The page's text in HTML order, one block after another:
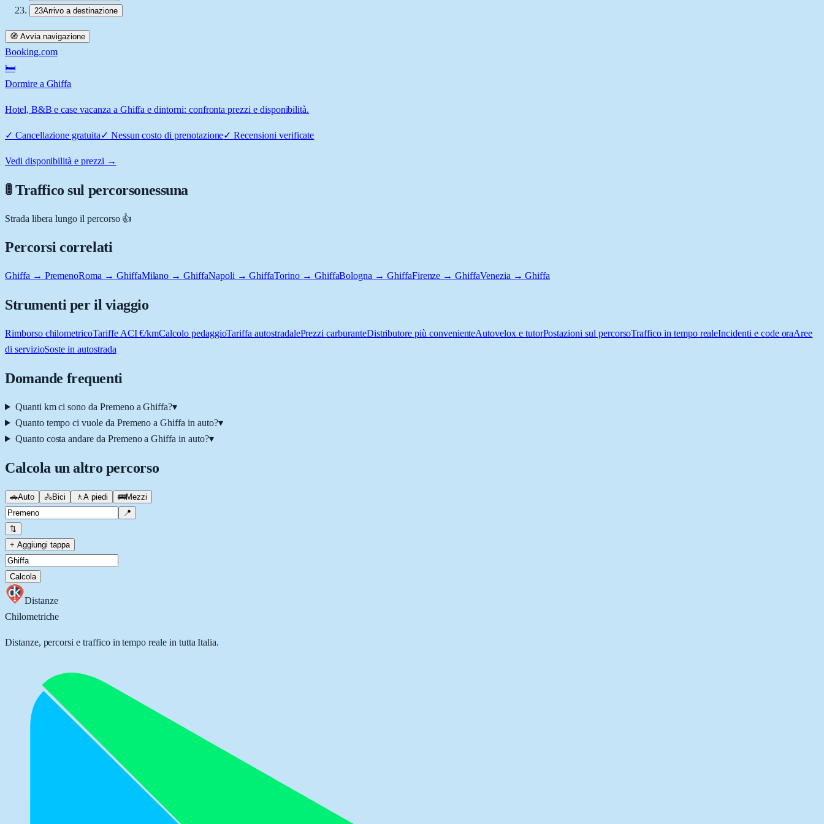
23Arrivo a destinazione
🧭 Avvia navigazione
Booking.com
🛏️
Dormire a Ghiffa
Hotel, B&B e case vacanza a Ghiffa e dintorni: confronta prezzi e disponibilità.
✓ Cancellazione gratuita✓ Nessun costo di prenotazione✓Recensioni verificate
Vedi disponibilità e prezzi →
🚦 Traffico sul percorsonessuna
Strada libera lungo il percorso 👍
Percorsi correlati
Ghiffa → PremenoRoma → GhiffaMilano → GhiffaNapoli → GhiffaTorino → GhiffaBologna → GhiffaFirenze → GhiffaVenezia → Ghiffa
Strumenti per il viaggio
Rimborso chilometricoTariffe ACI €/kmCalcolo pedaggioTariffa autostradalePrezzi carburanteDistributore più convenienteAutovelox e tutorPostazioni sul percorsoTraffico in tempo realeIncidenti e code oraAree
di servizioSoste in autostrada
Domande frequenti
Quanti km ci sono da Premeno a Ghiffa?▾
Quanto tempo ci vuole da Premeno a Ghiffa in auto?▾
Quanto costa andare da Premeno a Ghiffa in auto?▾
Calcola un altro percorso
🚗Auto 🚴Bici 🚶 A piedi 🚌Mezzi
📍
⇅
+ Aggiungi tappa
Calcola
Distanze
Chilometriche
Distanze, percorsi e traffico in tempo reale in tutta Italia.